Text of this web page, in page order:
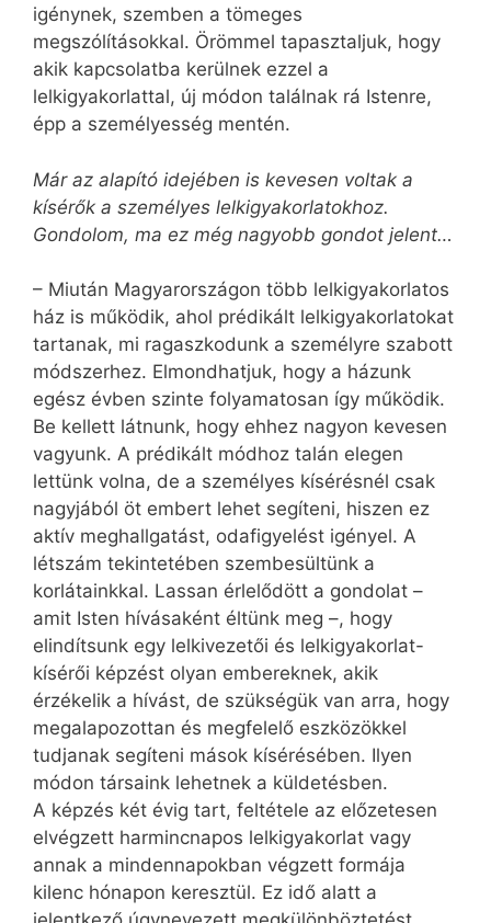
igénynek, szemben a tömeges
megszólításokkal. Örömmel tapasztaljuk, hogy
akik kapcsolatba kerülnek ezzel a
lelkigyakorlattal, új módon találnak rá Istenre,
épp a személyesség mentén.
Már az alapító idejében is kevesen voltak a
kísérők a személyes lelkigyakorlatokhoz.
Gondolom, ma ez még nagyobb gondot jelent…
– Miután Magyarországon több lelkigyakorlatos
ház is működik, ahol prédikált lelkigyakorlatokat
tartanak, mi ragaszkodunk a személyre szabott
módszerhez. Elmondhatjuk, hogy a házunk
egész évben szinte folyamatosan így működik.
Be kellett látnunk, hogy ehhez nagyon kevesen
vagyunk. A prédikált módhoz talán elegen
lettünk volna, de a személyes kísérésnél csak
nagyjából öt embert lehet segíteni, hiszen ez
aktív meghallgatást, odafigyelést igényel. A
létszám tekintetében szembesültünk a
korlátainkkal. Lassan érlelődött a gondolat –
amit Isten hívásaként éltünk meg –, hogy
elindítsunk egy lelkivezetői és lelkigyakorlat-
kísérői képzést olyan embereknek, akik
érzékelik a hívást, de szükségük van arra, hogy
megalapozottan és megfelelő eszközökkel
tudjanak segíteni mások kísérésében. Ilyen
módon társaink lehetnek a küldetésben.
A képzés két évig tart, feltétele az előzetesen
elvégzett harmincnapos lelkigyakorlat vagy
annak a mindennapokban végzett formája
kilenc hónapon keresztül. Ez idő alatt a